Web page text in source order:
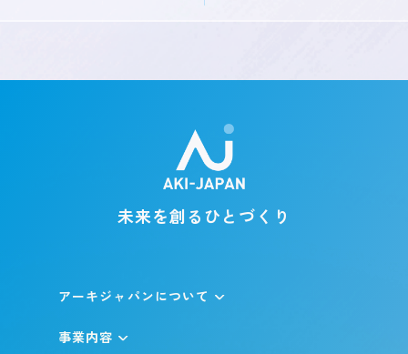
キャリア登録
未来を創るひとづくり
アーキジャパンについて
事業内容